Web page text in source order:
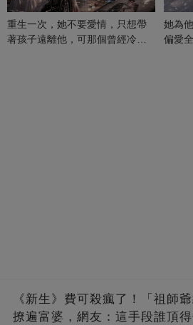
重生一次，她不要愛情，只想帶
著孩子遠離他，可那個曾經冷漠
她為
偏愛
《新生》費可殺瘋了！「祖師
撩遍富婆，網友：這手段誰頂得